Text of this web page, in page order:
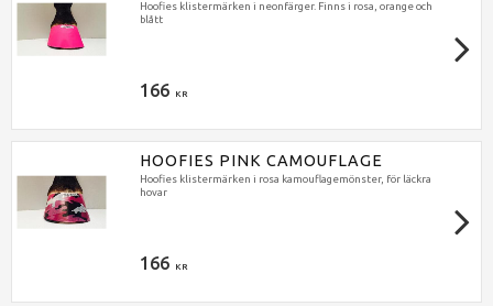
Hoofies klistermärken i neonfärger. Finns i rosa, orange och
blått
166 KR
HOOFIES PINK CAMOUFLAGE
Hoofies klistermärken i rosa kamouflagemönster, för läckra
hovar
166 KR